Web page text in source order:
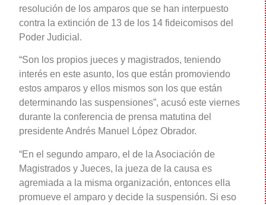
resolución de los amparos que se han interpuesto
contra la extinción de 13 de los 14 fideicomisos del
Poder Judicial.
“Son los propios jueces y magistrados, teniendo
interés en este asunto, los que están promoviendo
estos amparos y ellos mismos son los que están
determinando las suspensiones”, acusó este viernes
durante la conferencia de prensa matutina del
presidente Andrés Manuel López Obrador.
“En el segundo amparo, el de la Asociación de
Magistrados y Jueces, la jueza de la causa es
agremiada a la misma organización, entonces ella
promueve el amparo y decide la suspensión. Si eso